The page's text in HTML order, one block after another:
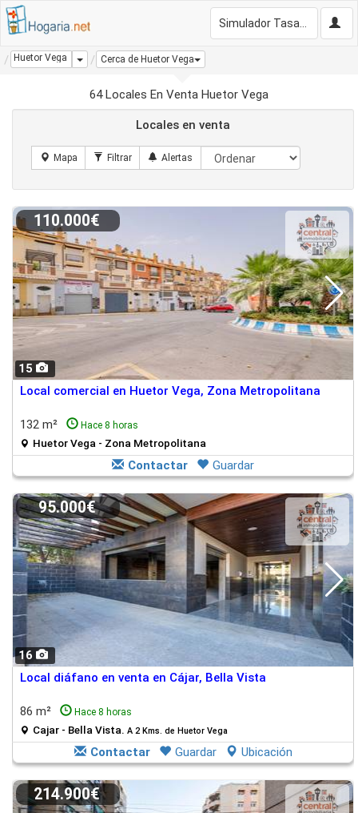
Huetor Vega Dropdown
Cerca de Huetor Vega
64 Locales En Venta Huetor Vega
Locales en venta
15
110.000€
Local comercial en Huetor Vega, Zona Metropolitana
132 m² Hace 8 horas
Huetor Vega - Zona Metropolitana
Contactar Guardar
16
95.000€
Local diáfano en venta en Cájar, Bella Vista
86 m² Hace 8 horas
Cajar - Bella Vista. A 2 Kms. de Huetor Vega
Contactar Guardar Ubicación
214.900€